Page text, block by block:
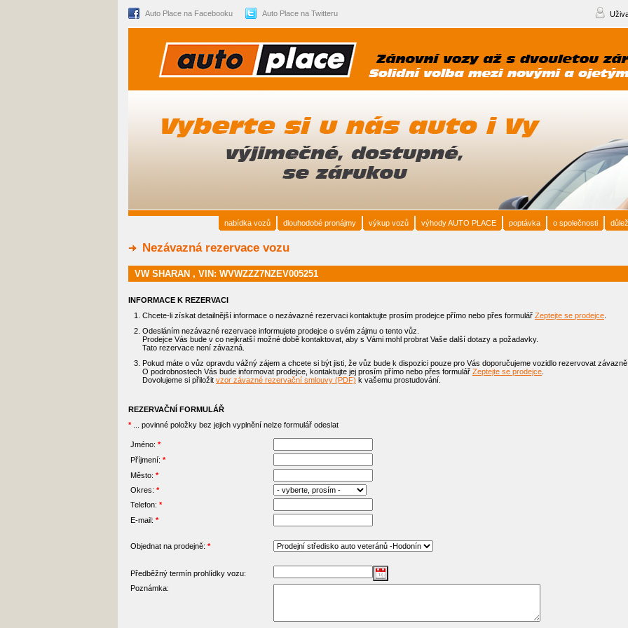
Auto Place na Facebooku Auto Place na Twitteru
o společnosti
poptávka
výhody AUTO PLACE
výkup vozů
dlouhodobé pronájmy
nabídka vozů
Nezávazná rezervace vozu
VW SHARAN , VIN: WVWZZZ7NZEV005251
INFORMACE K REZERVACI
Chcete-li získat detailnější informace o nezávazné rezervaci kontaktujte prosím prodejce přímo nebo přes formulář Zeptejte se prodejce
Odesláním nezávazné rezervace informujete prodejce o svém zájmu o tento vůz.
Prodejce Vás bude v co nejkratší možné době kontaktovat, aby s Vámi mohl probrat Vaše další dotazy a požadavky.
Tato rezervace není závazná.
Pokud máte o vůz opravdu vážný zájem a chcete si být jisti, že vůz bude k dispozici pouze pro Vás doporučujeme vozidlo rezervovat
O podrobnostech Vás bude informovat prodejce, kontaktujte jej prosím přímo nebo přes formulář Zeptejte se prodejce
Dovolujeme si přiložit vzor závazné rezervační smlouvy (PDF) k vašemu prostudování.
REZERVAČNÍ FORMULÁŘ
*... povinné položky bez jejich vyplnění nelze formulář odeslat
Jméno: *
Příjmení: *
Město: *
Okres: *
Telefon: *
E-mail: *
Objednat na prodejně: *
Předběžný termín prohlídky vozu:
Poznámka: